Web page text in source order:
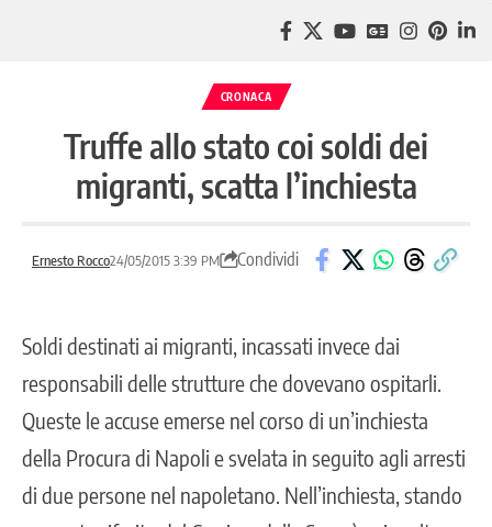
CRONACA
Truffe allo stato coi soldi dei
migranti, scatta l’inchiesta
Ernesto Rocco24/05/2015 3:39 PM Condividi
Soldi destinati ai migranti, incassati invece dai
responsabili delle strutture che dovevano ospitarli.
Queste le accuse emerse nel corso di un’inchiesta
della Procura di Napoli e svelata in seguito agli arresti
di due persone nel napoletano. Nell’inchiesta, stando